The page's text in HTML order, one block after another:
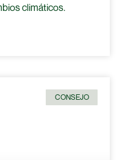
climáticos.
CONSEJO